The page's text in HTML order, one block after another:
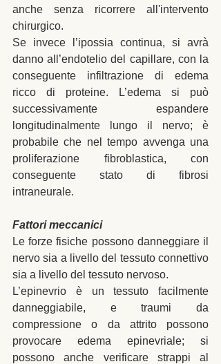
anche senza ricorrere all'intervento
chirurgico.
Se invece l’ipossia continua, si avrà
danno all’endotelio del capillare, con la
conseguente infiltrazione di edema
ricco di proteine. L’edema si può
successivamente espandere
longitudinalmente lungo il nervo; è
probabile che nel tempo avvenga una
proliferazione fibroblastica, con
conseguente stato di fibrosi
intraneurale.
Fattori meccanici
Le forze fisiche possono danneggiare il
nervo sia a livello del tessuto connettivo
sia a livello del tessuto nervoso.
L’epinevrio è un tessuto facilmente
danneggiabile, e traumi da
compressione o da attrito possono
provocare edema epinevriale; si
possono anche verificare strappi al